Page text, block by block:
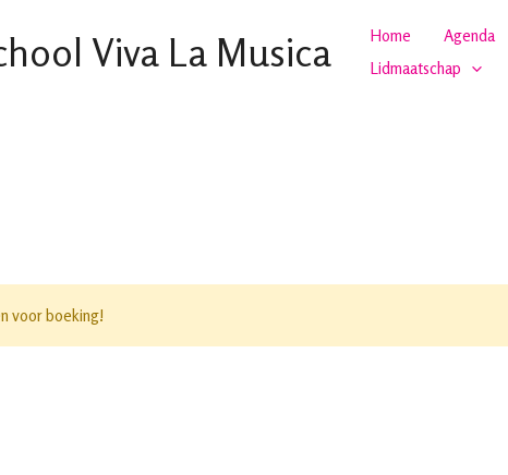
Viva La Musica Home Agenda
Lidmaatschap
voor boeking!